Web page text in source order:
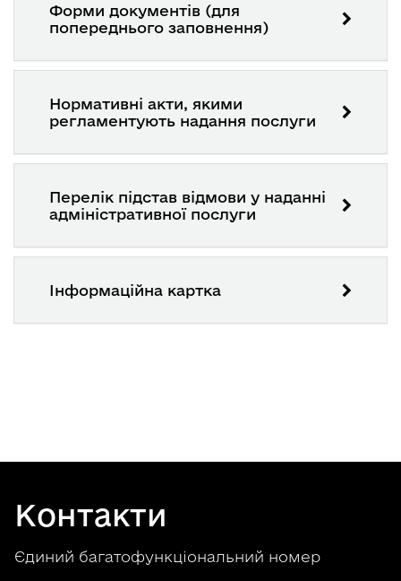
Форми документів (для
попереднього заповнення)
Нормативні акти, якими
регламентують надання послуги
Перелік підстав відмови у наданні
адміністративної послуги
Інформаційна картка
Контакти
Єдиний багатофункціональний номер